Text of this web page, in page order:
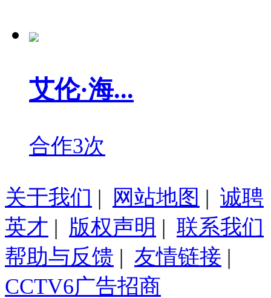
艾伦·海...
合作3次
关于我们 | 网站地图 | 诚聘
英才 | 版权声明 | 联系我们
帮助与反馈 | 友情链接 |
CCTV6广告招商